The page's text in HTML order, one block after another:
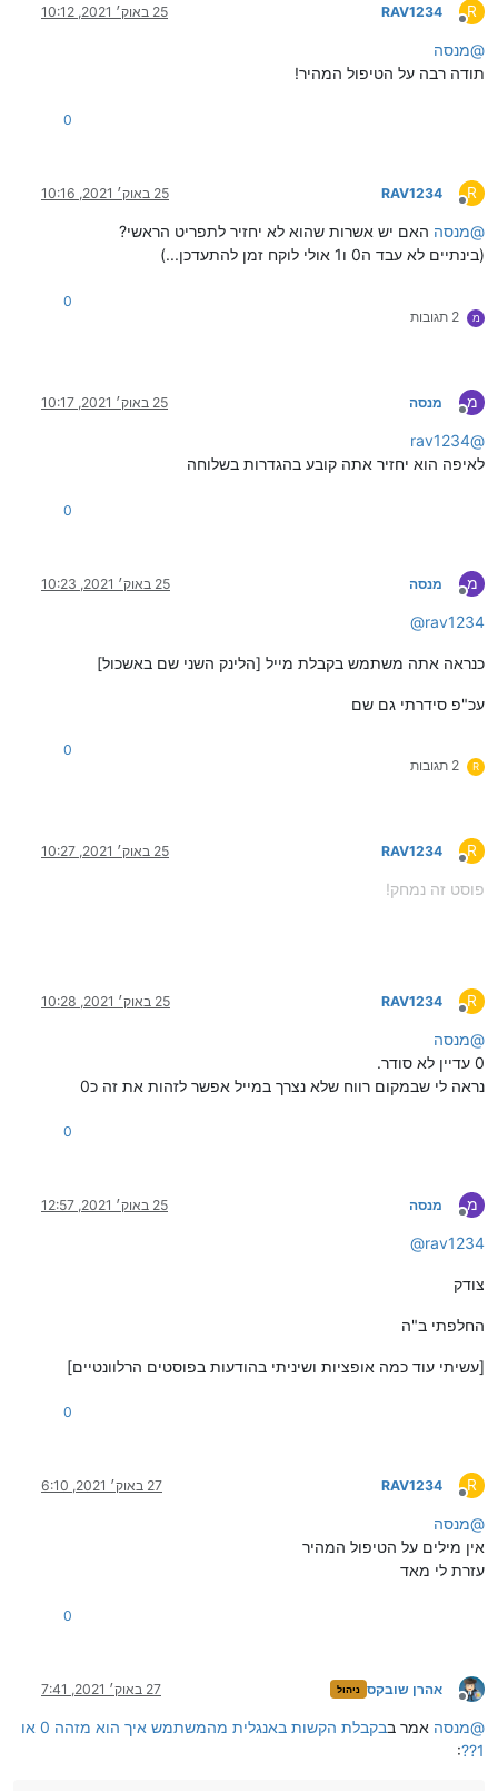
R
מנותק
RAV1234 25 באוק׳ 2021, 10:12
@מנסה
תודה רבה על הטיפול המהיר!
0
R
מנותק
RAV1234 25 באוק׳ 2021, 10:16
@מנסה האם יש אשרות שהוא לא יחזיר לתפריט הראשי?
(בינתיים לא עבד ה0 ו1 אולי לוקח זמן להתעדכן...)
מ 2 תגובות
0
מ
מנותק
מנסה 25 באוק׳ 2021, 10:17
@
rav1234
לאיפה הוא יחזיר אתה קובע בהגדרות בשלוחה
0
מ
מנותק
מנסה 25 באוק׳ 2021, 10:23
@rav1234
כנראה אתה משתמש בקבלת מייל [הלינק השני שם באשכול]
עכ"פ סידרתי גם שם
R 2 תגובות
0
R
מנותק
RAV1234 25 באוק׳ 2021, 10:27
פוסט זה נמחק!
R
מנותק
RAV1234 25 באוק׳ 2021, 10:28
@מנסה
0 עדיין לא סודר.
נראה לי שבמקום רווח שלא נצרך במייל אפשר לזהות את זה כ0
0
מ
מנותק
מנסה 25 באוק׳ 2021, 12:57
@rav1234
צודק
החלפתי ב"ה
[עשיתי עוד כמה אופציות ושיניתי בהודעות בפוסטים הרלוונטיים]
0
R
מנותק
RAV1234 27 באוק׳ 2021, 6:10
@מנסה
אין מילים על הטיפול המהיר
עזרת לי מאד
0
מנותק
אהרן שובקס ניהול 27 באוק׳ 2021, 7:41
@מנסה אמר ב
בקבלת הקשות באנגלית מהמשתמש איך הוא מזהה 0 או
1??
: